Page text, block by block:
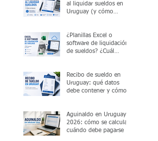
al liquidar sueldos en
Uruguay (y cómo
¿Planillas Excel o
software de liquidación
de sueldos? ¿Cuál
Recibo de sueldo en
Uruguay: qué datos
debe contener y cómo
Aguinaldo en Uruguay
2026: cómo se calcula y
cuándo debe pagarse